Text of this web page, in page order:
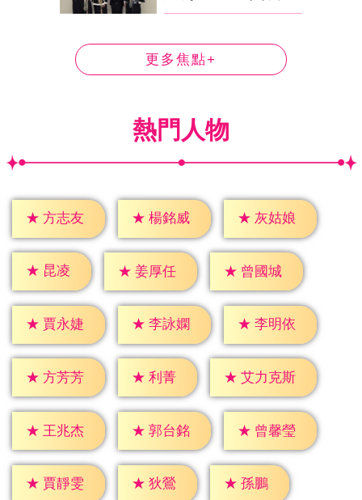
更多焦點+
熱門人物
★ 方志友 ★ 楊銘威 ★ 灰姑娘
★ 昆凌 ★ 姜厚任 ★ 曾國城
★ 賈永婕 ★ 李詠嫻 ★ 李明依
★ 方芳芳 ★ 利菁 ★ 艾力克斯
★ 王兆杰 ★ 郭台銘 ★ 曾馨瑩
★ 賈靜雯 ★ 狄鶯 ★ 孫鵬